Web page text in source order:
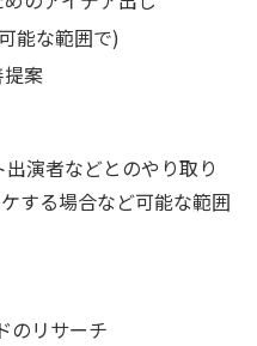
能な範囲で)
案
演者などとのやり取り
する場合など可能な範囲
のリサーチ